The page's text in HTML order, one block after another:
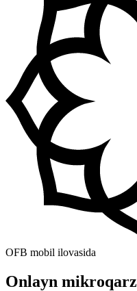
OFB mobil ilovasida
Onlayn mikroqarz